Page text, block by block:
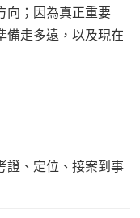
向；因為真正重要
備走多遠，以及現在
證、定位、接案到事